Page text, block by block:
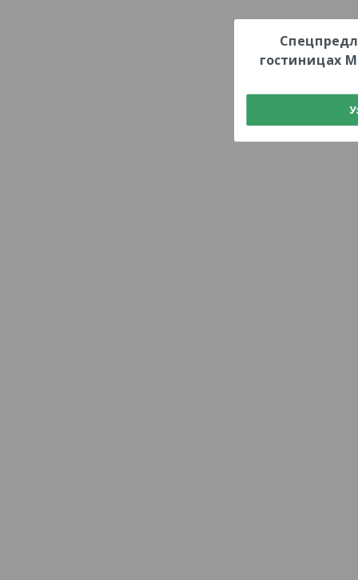
гостиницах